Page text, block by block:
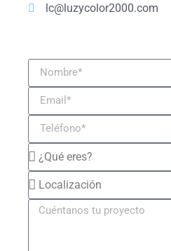
lc@luzycolor2000.com